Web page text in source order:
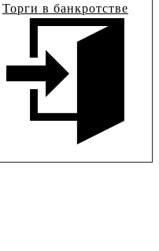
Торги в банкротстве